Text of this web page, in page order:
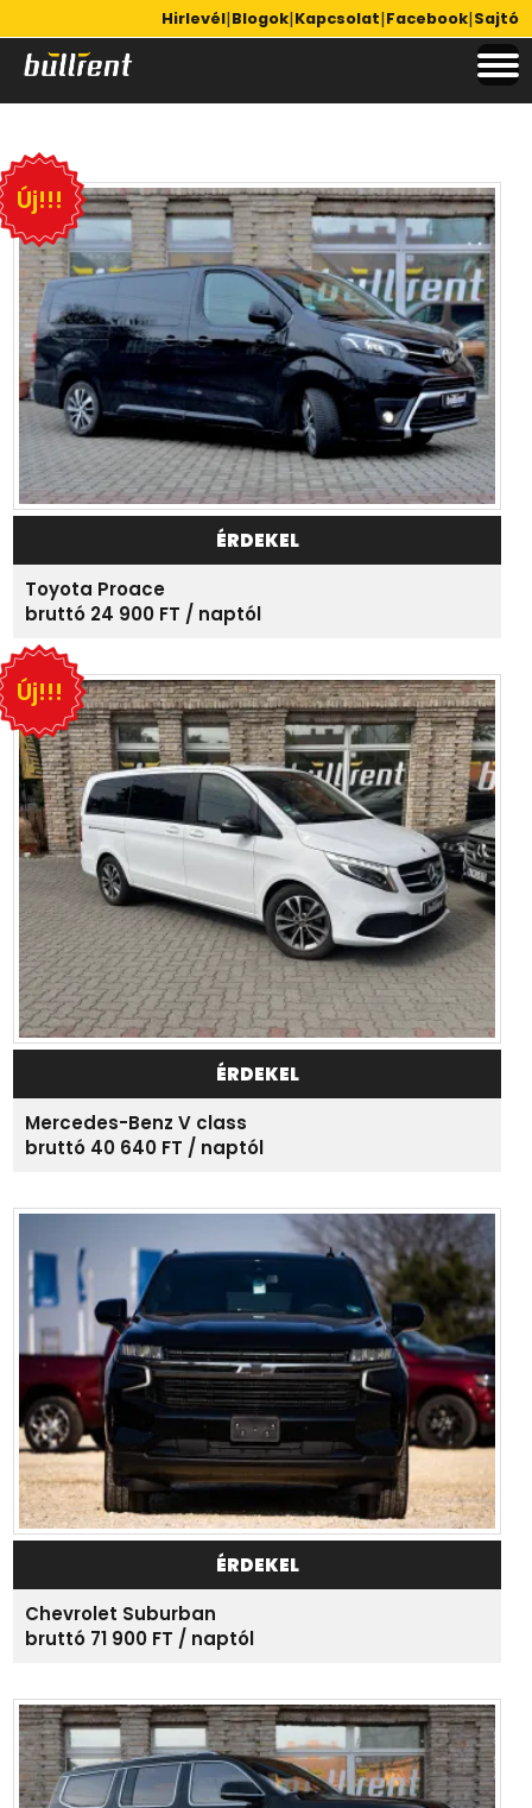
Hirlevél|Blogok|Kapcsolat|Facebook|Sajtó
Új!!!
ÉRDEKEL
Toyota Proace
bruttó 24 900 FT / naptól
Új!!!
ÉRDEKEL
Mercedes-Benz V class
bruttó 40 640 FT / naptól
ÉRDEKEL
Chevrolet Suburban
bruttó 71 900 FT / naptól